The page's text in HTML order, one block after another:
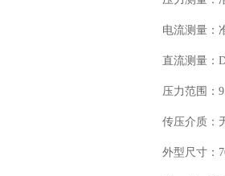
电流测量：
直流测量
压力范围：
传压介质：
外型尺寸：